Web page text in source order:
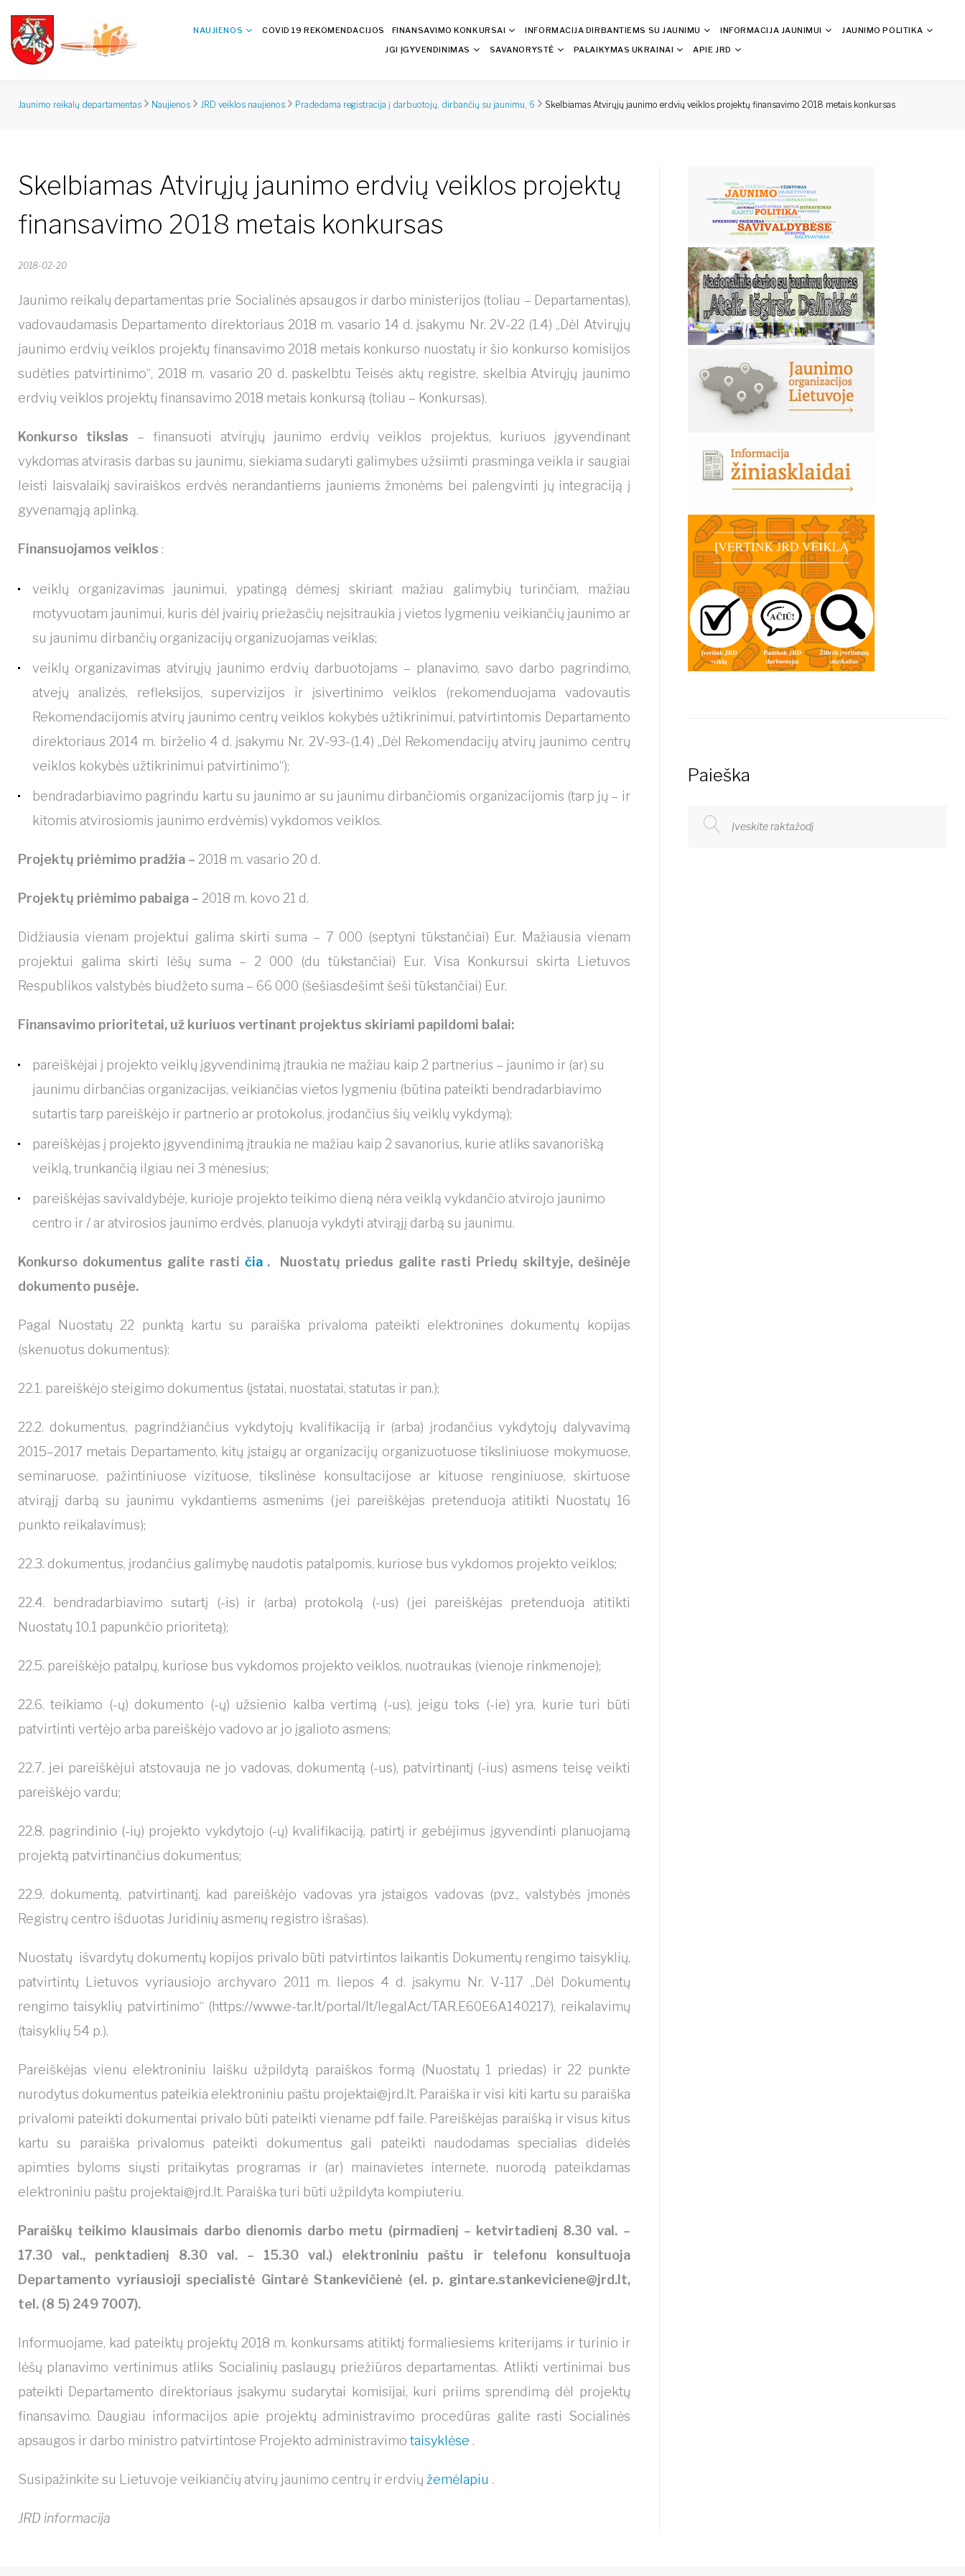
NAUJIENOS COVID 19 REKOMENDACIJOS FINANSAVIMO KONKURSAI INFORMACIJA DIRBANTIEMS SU JAUNIMU INFORMACIJA JAUNIMUI
JAUNIMO POLITIKA
JGI ĮGYVENDINIMAS
SAVANORYSTĖ PALAIKYMAS UKRAINAI APIE JRD
Jaunimo reikalų departamentas Naujienos JRD veiklos naujienos Pradedama registracija į darbuotojų, dirbančių su jaunimu, 6 Skelbiamas Atvirųjų jaunimo erdvių veiklos projektų finansavimo 2018 metais konkursas
Skelbiamas Atvirųjų jaunimo erdvių veiklos projektų
finansavimo 2018 metais konkursas
2018-02-20
Jaunimo reikalų departamentas prie Socialinės apsaugos ir darbo ministerijos (toliau – Departamentas),
vadovaudamasis Departamento direktoriaus 2018 m. vasario 14 d. įsakymu Nr. 2V-22 (1.4) „Dėl Atvirųjų
jaunimo erdvių veiklos projektų finansavimo 2018 metais konkurso nuostatų ir šio konkurso komisijos
sudėties patvirtinimo“, 2018 m. vasario 20 d. paskelbtu Teisės aktų registre, skelbia Atvirųjų jaunimo
erdvių veiklos projektų finansavimo 2018 metais konkursą (toliau – Konkursas).
Konkurso tikslas – finansuoti atvirųjų jaunimo erdvių veiklos projektus, kuriuos įgyvendinant
vykdomas atvirasis darbas su jaunimu, siekiama sudaryti galimybes užsiimti prasminga veikla ir saugiai
leisti laisvalaikį saviraiškos erdvės nerandantiems jauniems žmonėms bei palengvinti jų integraciją į
gyvenamąją aplinką.
Finansuojamos veiklos :
veiklų organizavimas jaunimui, ypatingą dėmesį skiriant mažiau galimybių turinčiam, mažiau
motyvuotam jaunimui, kuris dėl įvairių priežasčių neįsitraukia į vietos lygmeniu veikiančių jaunimo ar
su jaunimu dirbančių organizacijų organizuojamas veiklas;
veiklų organizavimas atvirųjų jaunimo erdvių darbuotojams – planavimo, savo darbo pagrindimo,
atvejų analizės, refleksijos, supervizijos ir įsivertinimo veiklos (rekomenduojama vadovautis
Rekomendacijomis atvirų jaunimo centrų veiklos kokybės užtikrinimui, patvirtintomis Departamento
direktoriaus 2014 m. birželio 4 d. įsakymu Nr. 2V-93-(1.4) „Dėl Rekomendacijų atvirų jaunimo centrų
veiklos kokybės užtikrinimui patvirtinimo“);
bendradarbiavimo pagrindu kartu su jaunimo ar su jaunimu dirbančiomis organizacijomis (tarp jų – ir
kitomis atvirosiomis jaunimo erdvėmis) vykdomos veiklos.
Projektų priėmimo pradžia – 2018 m. vasario 20 d.
Projektų priėmimo pabaiga – 2018 m. kovo 21 d.
Didžiausia vienam projektui galima skirti suma – 7 000 (septyni tūkstančiai) Eur. Mažiausia vienam
projektui galima skirti lėšų suma – 2 000 (du tūkstančiai) Eur. Visa Konkursui skirta Lietuvos
Respublikos valstybės biudžeto suma – 66 000 (šešiasdešimt šeši tūkstančiai) Eur.
Finansavimo prioritetai, už kuriuos vertinant projektus skiriami papildomi balai:
pareiškėjai į projekto veiklų įgyvendinimą įtraukia ne mažiau kaip 2 partnerius – jaunimo ir (ar) su
jaunimu dirbančias organizacijas, veikiančias vietos lygmeniu (būtina pateikti bendradarbiavimo
sutartis tarp pareiškėjo ir partnerio ar protokolus, įrodančius šių veiklų vykdymą);
pareiškėjas į projekto įgyvendinimą įtraukia ne mažiau kaip 2 savanorius, kurie atliks savanorišką
veiklą, trunkančią ilgiau nei 3 mėnesius;
pareiškėjas savivaldybėje, kurioje projekto teikimo dieną nėra veiklą vykdančio atvirojo jaunimo
centro ir / ar atvirosios jaunimo erdvės, planuoja vykdyti atvirąjį darbą su jaunimu.
Konkurso dokumentus galite rasti čia.
Nuostatų priedus galite rasti Priedų skiltyje, dešinėje
dokumento pusėje.
Pagal Nuostatų 22 punktą kartu su paraiška privaloma pateikti elektronines dokumentų kopijas
(skenuotus dokumentus):
22.1. pareiškėjo steigimo dokumentus (įstatai, nuostatai, statutas ir pan.);
22.2. dokumentus, pagrindžiančius vykdytojų kvalifikaciją ir (arba) įrodančius vykdytojų dalyvavimą
2015–2017 metais Departamento, kitų įstaigų ar organizacijų organizuotuose tiksliniuose mokymuose,
seminaruose, pažintiniuose vizituose, tikslinėse konsultacijose ar kituose renginiuose, skirtuose
atvirąjį darbą su jaunimu vykdantiems asmenims (jei pareiškėjas pretenduoja atitikti Nuostatų 16
punkto reikalavimus);
22.3. dokumentus, įrodančius galimybę naudotis patalpomis, kuriose bus vykdomos projekto veiklos;
22.4. bendradarbiavimo sutartį (-is) ir (arba) protokolą (-us) (jei pareiškėjas pretenduoja atitikti
Nuostatų 10.1 papunkčio prioritetą);
22.5. pareiškėjo patalpų, kuriose bus vykdomos projekto veiklos, nuotraukas (vienoje rinkmenoje);
22.6. teikiamo (-ų) dokumento (-ų) užsienio kalba vertimą (-us), jeigu toks (-ie) yra, kurie turi būti
patvirtinti vertėjo arba pareiškėjo vadovo ar jo įgalioto asmens;
22.7. jei pareiškėjui atstovauja ne jo vadovas, dokumentą (-us), patvirtinantį (-ius) asmens teisę veikti
pareiškėjo vardu;
22.8. pagrindinio (-ių) projekto vykdytojo (-ų) kvalifikaciją, patirtį ir gebėjimus įgyvendinti planuojamą
projektą patvirtinančius dokumentus;
22.9. dokumentą, patvirtinantį, kad pareiškėjo vadovas yra įstaigos vadovas (pvz., valstybės įmonės
Registrų centro išduotas Juridinių asmenų registro išrašas).
Nuostatų išvardytų dokumentų kopijos privalo būti patvirtintos laikantis Dokumentų rengimo taisyklių,
patvirtintų Lietuvos vyriausiojo archyvaro 2011 m. liepos 4 d. įsakymu Nr. V-117 „Dėl Dokumentų
rengimo taisyklių patvirtinimo“ (https://www.e-tar.lt/portal/lt/legalAct/TAR.E60E6A140217), reikalavimų
(taisyklių 54 p.).
Pareiškėjas vienu elektroniniu laišku užpildytą paraiškos formą (Nuostatų 1 priedas) ir 22 punkte
nurodytus dokumentus pateikia elektroniniu paštu projektai@jrd.lt. Paraiška ir visi kiti kartu su paraiška
privalomi pateikti dokumentai privalo būti pateikti viename pdf faile. Pareiškėjas paraišką ir visus kitus
kartu su paraiška privalomus pateikti dokumentus gali pateikti naudodamas specialias didelės
apimties byloms siųsti pritaikytas programas ir (ar) mainavietes internete, nuorodą pateikdamas
elektroniniu paštu projektai@jrd.lt. Paraiška turi būti užpildyta kompiuteriu.
Paraiškų teikimo klausimais darbo dienomis darbo metu (pirmadienį – ketvirtadienį 8.30 val. –
17.30 val., penktadienį 8.30 val. – 15.30 val.) elektroniniu paštu ir telefonu konsultuoja
Departamento vyriausioji specialistė Gintarė Stankevičienė (el. p. gintare.stankeviciene@jrd.lt,
tel. (8 5) 249 7007).
Informuojame, kad pateiktų projektų 2018 m. konkursams atitiktį formaliesiems kriterijams ir turinio ir
lėšų planavimo vertinimus atliks Socialinių paslaugų priežiūros departamentas. Atlikti vertinimai bus
pateikti Departamento direktoriaus įsakymu sudarytai komisijai, kuri priims sprendimą dėl projektų
finansavimo. Daugiau informacijos apie projektų administravimo procedūras galite rasti Socialinės
apsaugos ir darbo ministro patvirtintose Projekto administravimo taisyklėse .
Susipažinkite su Lietuvoje veikiančių atvirų jaunimo centrų ir erdvių žemėlapiu .
JRD informacija
Paieška